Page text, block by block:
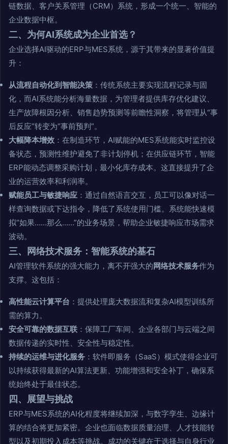
链数据、客户关系管理（CRM）系统，形成一个统一、智能的
企业数据中枢。
二、为何AI系统成为企业首选？
企业选择AI驱动的ERP与MES系统，源于其带来的显著价值提
升：
从流程自动化到智能决策 ：传统系统主要实现流程记录与固
化，而AI系统能分析海量数据，为管理者提供库存优化建议、
生产故障根因分析、销售趋势预测等前瞻性洞察，将管理从“事
后反应”转变为“事前预判”。
大幅降本增效 ：在制造环节，AI赋能的MES系统能实时监控设
备状态，预测性维护避免了非计划停机；在供应链环节，智能
ERP能动态调整采购计划，最小化库存成本。这直接提升了企
业的运营效率和利润率。
赋能员工与敏捷响应 ：通过自然语言交互，员工可以像对话一
样查询数据或下达指令，降低了系统使用门槛。系统能快速模
拟“如果……那么……”的业务场景，帮助企业敏捷响应市场需求
波动。
三、网络技术服务：智能系统的基石
AI管理软件系统的强大能力，离不开强大的网络技术服务作为
支撑。这包括：
高性能云计算平台 ：提供处理庞大数据流和复杂AI模型训练所
需的算力。
安全可靠的数据互联 ：保障工厂车间、企业各部门与云端之间
数据传递的实时性、安全性与稳定性。
持续的运维与进化服务 ：软件即服务（SaaS）模式使得企业可
以持续获得最新的AI算法更新、功能增强和安全补丁，确保系
统始终处于最佳状态。
四、展望与挑战
ERP与MES系统的AI化程度将继续加深，与数字孪生、边缘计
算的结合将更加紧密。企业也面临数据质量治理、人才技能转
型以及初期投入成本等挑战。成功的关键在于选择与自身行业